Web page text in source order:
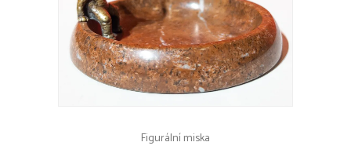
Figurální miska